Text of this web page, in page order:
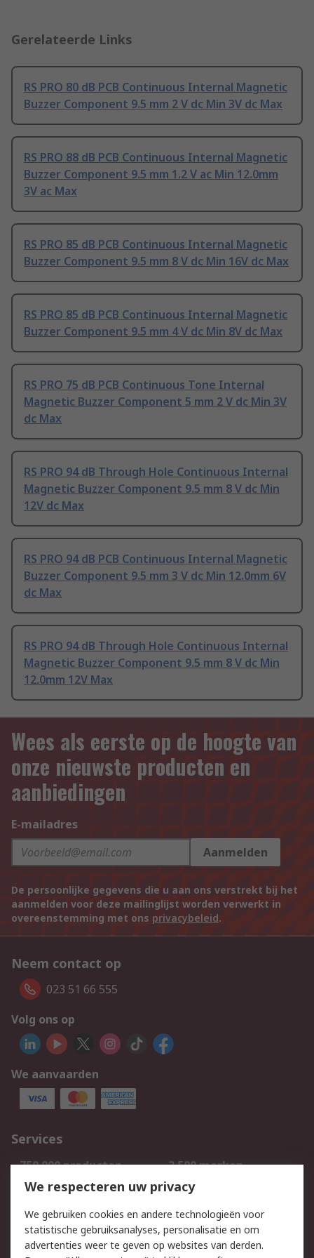
Gerelateerde Links
RS PRO 80 dB PCB Continuous Internal Magnetic
Buzzer Component 9.5 mm 2 V dc Min 3V dc Max
RS PRO 88 dB PCB Continuous Internal Magnetic
Buzzer Component 9.5 mm 1.2 V ac Min 12.0mm
3V ac Max
RS PRO 85 dB PCB Continuous Internal Magnetic
Buzzer Component 9.5 mm 8 V dc Min 16V dc Max
RS PRO 85 dB PCB Continuous Internal Magnetic
Buzzer Component 9.5 mm 4 V dc Min 8V dc Max
RS PRO 75 dB PCB Continuous Tone Internal
Magnetic Buzzer Component 5 mm 2 V dc Min 3V
dc Max
RS PRO 94 dB Through Hole Continuous Internal
Magnetic Buzzer Component 9.5 mm 8 V dc Min
12V dc Max
RS PRO 94 dB PCB Continuous Internal Magnetic
Buzzer Component 9.5 mm 3 V dc Min 12.0mm 6V
dc Max
RS PRO 94 dB Through Hole Continuous Internal
Magnetic Buzzer Component 9.5 mm 8 V dc Min
12.0mm 12V Max
Wees als eerste op de hoogte van
onze nieuwste producten en
aanbiedingen
E-mailadres
Aanmelden
De persoonlijke gegevens die u aan ons verstrekt bij het
aanmelden voor deze mailinglijst worden verwerkt in
overeenstemming met ons privacybeleid.
Neem contact op
023 51 66 555
Volg ons op
We aanvaarden
Services
750.000 producten
2.500 merken
Bestellen
Inkoopoplossingen
Track & Trace
We respecteren uw privacy
We gebruiken cookies en andere technologieën voor
statistische gebruiksanalyses, personalisatie en om
advertenties weer te geven op websites van derden.